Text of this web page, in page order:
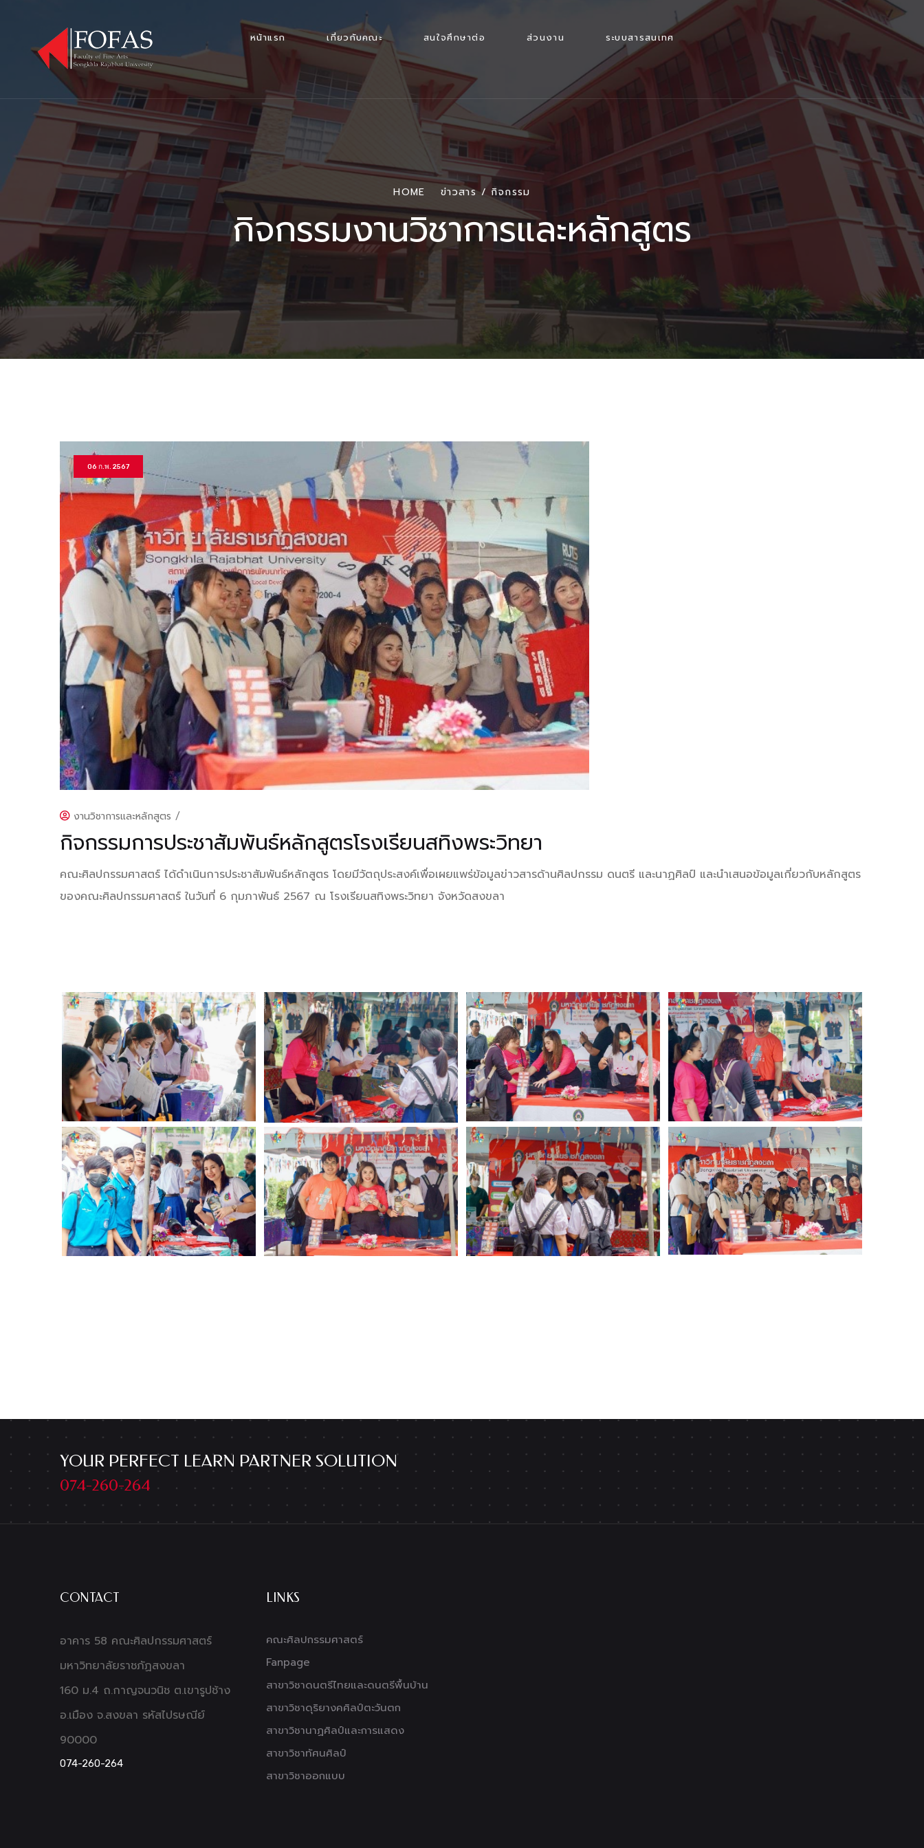
หน้าแรก เกี่ยวกับคณะ สนใจศึกษาต่อ ส่วนงาน ระบบสารสนเทศ
HOME ข่าวสาร / กิจกรรม
กิจกรรมงานวิชาการและหลักสูตร
06 ก.พ. 2567
งานวิชาการและหลักสูตร /
กิจกรรมการประชาสัมพันธ์หลักสูตรโรงเรียนสทิงพระวิทยา
คณะศิลปกรรมศาสตร์ ได้ดำเนินการประชาสัมพันธ์หลักสูตร โดยมีวัตถุประสงค์เพื่อเผยแพร่ข้อมูลข่าวสารด้านศิลปกรรม ดนตรี และนาฏศิลป์ และนำเสนอข้อมูลเกี่ยวกับหลักสูตร
ของคณะศิลปกรรมศาสตร์ ในวันที่ 6 กุมภาพันธ์ 2567 ณ โรงเรียนสทิงพระวิทยา จังหวัดสงขลา
YOUR PERFECT LEARN PARTNER SOLUTION
074-260-264
CONTACT
อาคาร 58 คณะศิลปกรรมศาสตร์
มหาวิทยาลัยราชภัฏสงขลา
160 ม.4 ถ.กาญจนวนิช ต.เขารูปช้าง
อ.เมือง จ.สงขลา รหัสไปรษณีย์
90000
074-260-264
LINKS
คณะศิลปกรรมศาสตร์
Fanpage
สาขาวิชาดนตรีไทยและดนตรีพื้นบ้าน
สาขาวิชาดุริยางคศิลป์ตะวันตก
สาขาวิชานาฏศิลป์และการแสดง
สาขาวิชาทัศนศิลป์
สาขาวิชาออกแบบ